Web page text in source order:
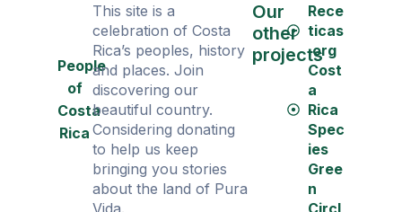
People
of
Costa
Rica
This site is a
celebration of Costa
Rica’s peoples, history
and places. Join
discovering our
beautiful country.
Considering donating
to help us keep
bringing you stories
about the land of Pura
Vida.
Our
other
projects
Rece
ticas
.org
Cost
a
Rica
Spec
ies
Gree
n
Circl